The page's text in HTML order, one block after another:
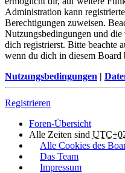
Administration kann
Berechtigungen zuweisen.
Nutzungsbedingungen und
dich registrierst. Bitte beachte
wenn du dich in diesem Board
Nutzungsbedingungen |
Registrieren
Foren-Übersicht
Alle Zeiten sind
Alle Cookies des
Das Team
Impressum